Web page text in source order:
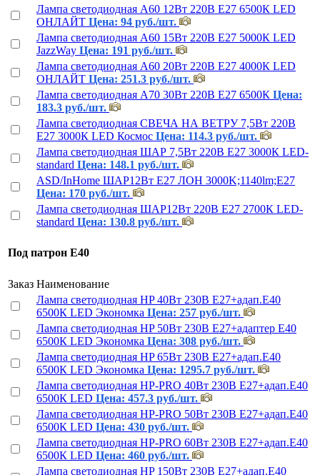
Лампа светодиодная А60 12Вт 220В Е27 6500К LED
ОНЛАЙТ Цена: 94 руб./шт.
Лампа светодиодная А60 15Вт 220В Е27 5000К LED
JazzWay Цена: 191 руб./шт.
Лампа светодиодная А60 20Вт 220В Е27 4000К LED
ОНЛАЙТ Цена: 251.3 руб./шт.
Лампа светодиодная А70 30Вт 220В Е27 6500К Цена:
183.3 руб./шт.
Лампа светодиодная СВЕЧА НА ВЕТРУ 7,5Вт 220В
Е27 3000К LED Космос Цена: 114.3 руб./шт.
Лампа светодиодная ШАР 7,5Вт 220В Е27 3000К LED-
standard Цена: 148.1 руб./шт.
ASD/InHome ШАР12Вт E27 ЛОН 3000K;1140lm;E27
Цена: 170 руб./шт.
Лампа светодиодная ШАР12Вт 220В Е27 2700К LED-
standard Цена: 130.8 руб./шт.
Под патрон Е40
Заказ Наименование
Лампа светодиодная HP 40Вт 230В Е27+адап.Е40
6500К LED Экономка Цена: 257 руб./шт.
Лампа светодиодная HP 50Вт 230В Е27+адаптер Е40
6500К LED Экономка Цена: 308 руб./шт.
Лампа светодиодная HP 65Вт 230В Е27+адап.Е40
6500К LED Экономка Цена: 1295.7 руб./шт.
Лампа светодиодная HP-PRO 40Вт 230В Е27+адап.Е40
6500К LED Цена: 457.3 руб./шт.
Лампа светодиодная HP-PRO 50Вт 230В Е27+адап.Е40
6500К LED Цена: 430 руб./шт.
Лампа светодиодная HP-PRO 60Вт 230В Е27+адап.Е40
6500К LED Цена: 460 руб./шт.
Лампа светодиодная HP 150Вт 230В Е27+адап.Е40